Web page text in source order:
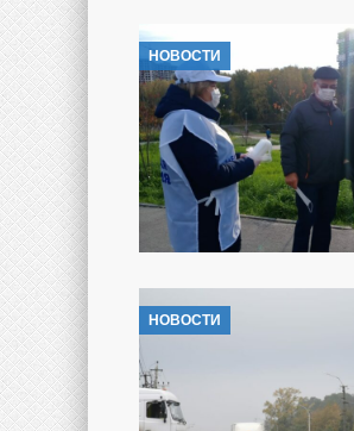
НОВОСТИ
НОВОСТИ